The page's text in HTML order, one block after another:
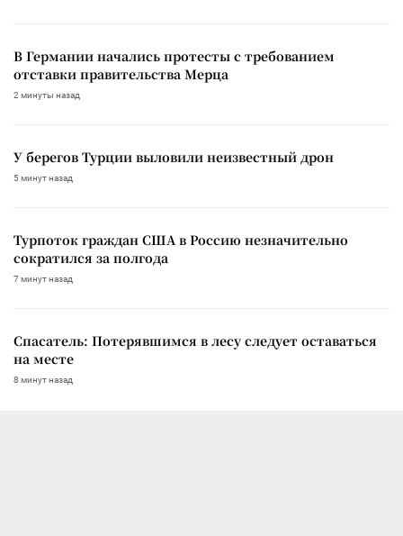
В Германии начались протесты с требованием
отставки правительства Мерца
2 минуты назад
У берегов Турции выловили неизвестный дрон
5 минут назад
Турпоток граждан США в Россию незначительно
сократился за полгода
7 минут назад
Спасатель: Потерявшимся в лесу следует оставаться
на месте
8 минут назад